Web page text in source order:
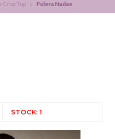
Crop Top Polera Nadae
STOCK: 1